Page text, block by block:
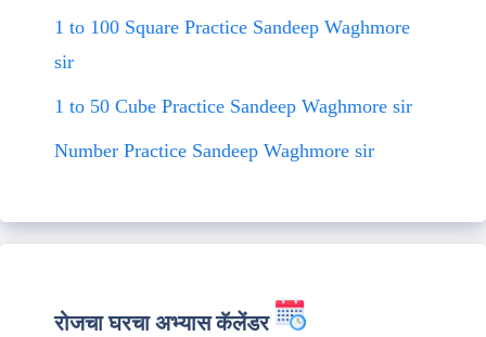
1 to 100 Square Practice Sandeep Waghmore
sir
1 to 50 Cube Practice Sandeep Waghmore sir
Number Practice Sandeep Waghmore sir
रोजचा घरचा अभ्यास कॅलेंडर